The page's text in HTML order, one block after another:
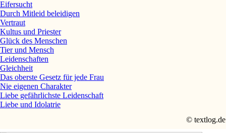
Eifersucht
Durch Mitleid beleidigen
Vertraut
Kultus und Priester
Glück des Menschen
Tier und Mensch
Leidenschaften
Gleichheit
Das oberste Gesetz für jede Frau
Nie eigenen Charakter
Liebe gefährlichste Leidenschaft
Liebe und Idolatrie
© textlog.de